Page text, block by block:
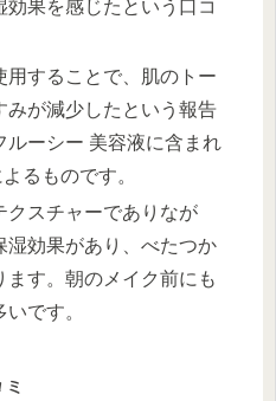
果を感じたという口コ
用することで、肌のトー
みが減少したという報告
ルーシー 美容液に含まれ
るものです。
クスチャーでありなが
湿効果があり、べたつか
ます。朝のメイク前にも
です。